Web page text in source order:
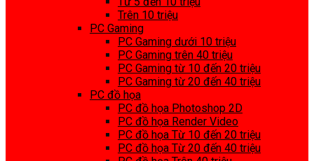
Trên 10 triệu
PC Gaming
PC Gaming dưới 10 triệu
PC Gaming trên 40 triệu
PC Gaming từ 10 đến 20 triệu
PC Gaming từ 20 đến 40 triệu
PC đồ họa
PC đồ họa Photoshop 2D
PC đồ họa Render Video
PC đồ họa Từ 10 đến 20 triệu
PC đồ họa Từ 20 đến 40 triệu